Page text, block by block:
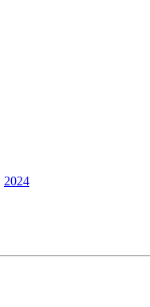
2024